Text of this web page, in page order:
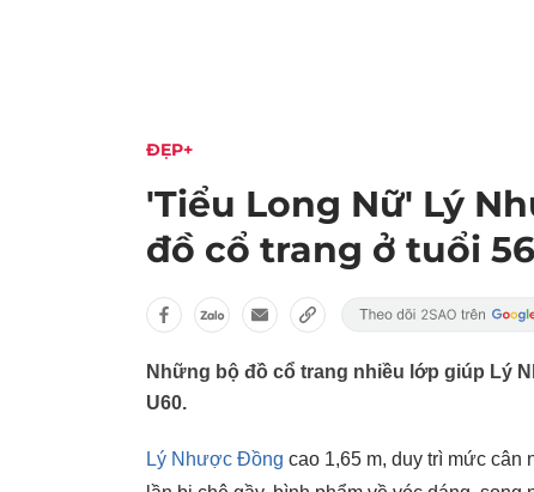
ĐẸP+
'Tiểu Long Nữ' Lý
đồ cổ trang ở tuổi 56
Những bộ đồ cổ trang nhiều lớp giúp Lý
U60.
Lý Nhược Đồng cao 1,65 m, duy trì mức cân